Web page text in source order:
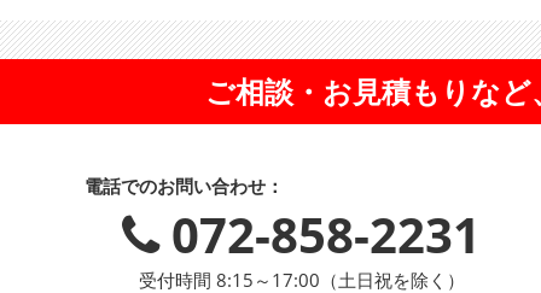
ご相談・お見積もりな
電話でのお問い合わせ：
072-858-2231
受付時間 8:15～17:00（土日祝を除く）